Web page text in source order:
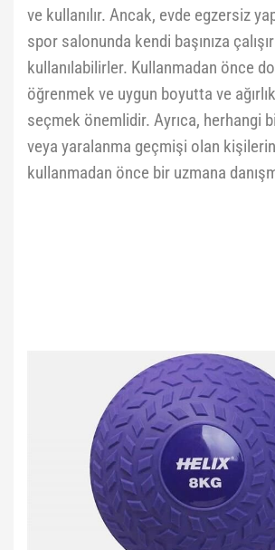
ve kullanılır. Ancak, evde egzersiz
spor salonunda kendi başınıza
kullanılabilirler. Kullanmadan önce
öğrenmek ve uygun boyutta ve
seçmek önemlidir. Ayrıca, herhangi
veya yaralanma geçmişi olan
kullanmadan önce bir uzmana